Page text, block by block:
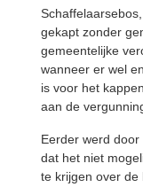
gekapt zonder
gemeentelijke
wanneer er wel
is voor het
aan de
Eerder werd
dat het niet
te krijgen over de